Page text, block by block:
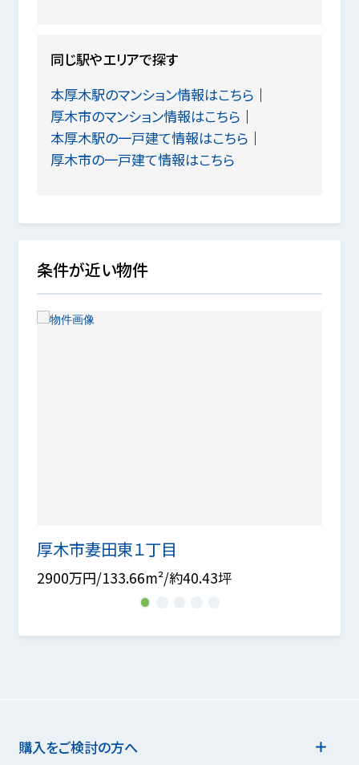
同じ駅やエリアで探す
本厚木駅のマンション情報はこちら
厚木市のマンション情報はこちら
本厚木駅の一戸建て情報はこちら
厚木市の一戸建て情報はこちら
条件が近い物件
厚木市妻田東１丁目
2900万円/133.66m²/約40.43坪
1
購入をご検討の方へ